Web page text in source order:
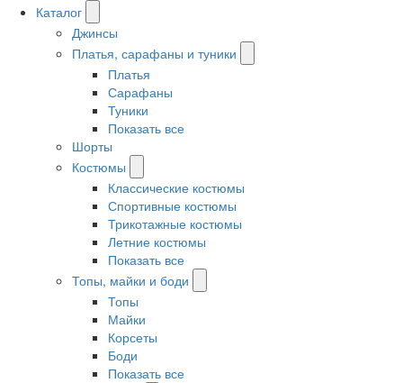
Каталог
Джинсы
Платья, сарафаны и туники
Платья
Сарафаны
Туники
Показать все
Шорты
Костюмы
Классические костюмы
Спортивные костюмы
Трикотажные костюмы
Летние костюмы
Показать все
Топы, майки и боди
Топы
Майки
Корсеты
Боди
Показать все